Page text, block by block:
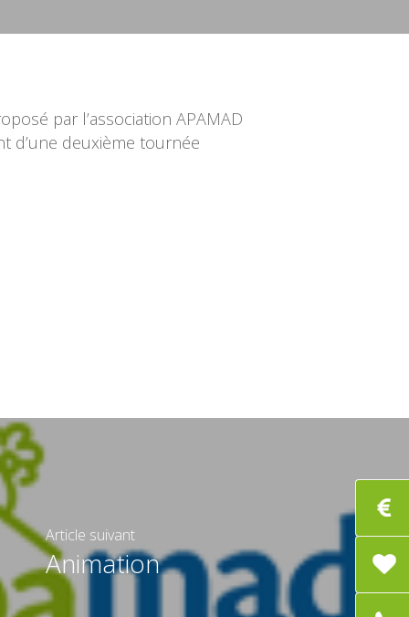
par l’association APAMAD
d’une deuxième tournée
Article suivant
Animation